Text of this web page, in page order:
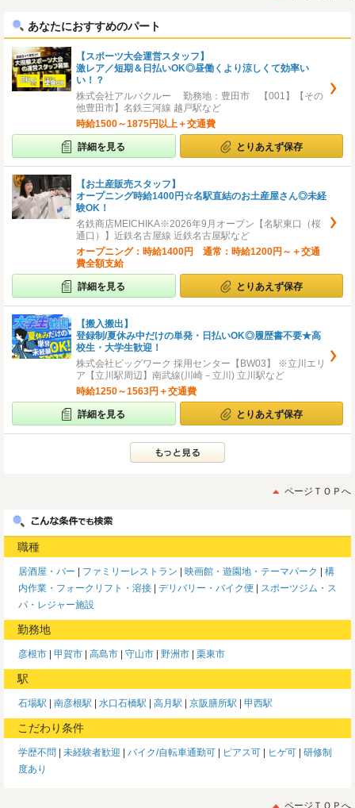
あなたにおすすめのパート
【スポーツ大会運営スタッフ】
激レア／短期＆日払いOK◎昼働くより涼しくて効率い
い！？
株式会社アルバクルー 勤務地：豊田市 【001】【その
他豊田市】名鉄三河線 越戸駅など
時給1500～1875円以上＋交通費
詳細を見る とりあえず保存
【お土産販売スタッフ】
オープニング時給1400円☆名駅直結のお土産屋さん◎未経
験OK！
名鉄商店MEICHIKA※2026年9月オープン【名駅東口（桜
通口）】近鉄名古屋線 近鉄名古屋駅など
オープニング：時給1400円 通常：時給1200円～＋交通
費全額支給
詳細を見る とりあえず保存
【搬入搬出】
登録制/夏休み中だけの単発・日払いOK◎履歴書不要★高
校生・大学生歓迎！
株式会社ビッグワーク 採用センター【BW03】 ※立川エリ
ア【立川駅周辺】南武線(川崎－立川) 立川駅など
時給1250～1563円＋交通費
詳細を見る とりあえず保存
ページＴＯＰへ
職種
居酒屋・バー ファミリーレストラン 映画館・遊園地・テーマパーク
構
内作業・フォークリフト・溶接
デリバリー・バイク便
スポーツジム・ス
パ・レジャー施設
勤務地
彦根市 甲賀市 高島市 守山市 野洲市 栗東市
駅
石場駅 南彦根駅 水口石橋駅 高月駅 京阪膳所駅 甲西駅
こだわり条件
学歴不問 未経験者歓迎 バイク/自転車通勤可 ピアス可 ヒゲ可
研修制
度あり
ページＴＯＰへ